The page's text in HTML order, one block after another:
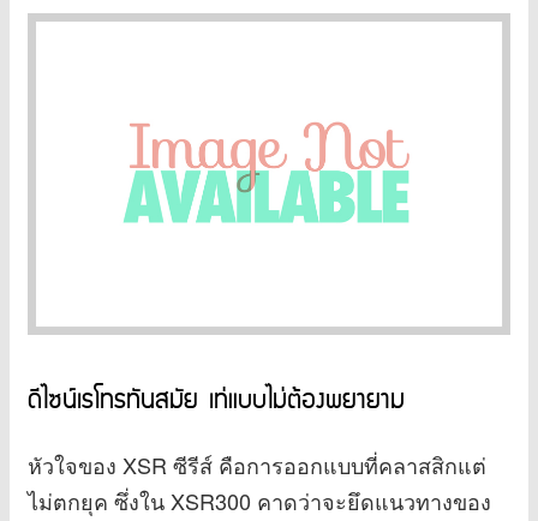
ดีไซน์เรโทรทันสมัย เท่แบบไม่ต้องพยายาม
หัวใจของ XSR ซีรีส์ คือการออกแบบที่คลาสสิกแต่
ไม่ตกยุค ซึ่งใน XSR300 คาดว่าจะยึดแนวทางของ